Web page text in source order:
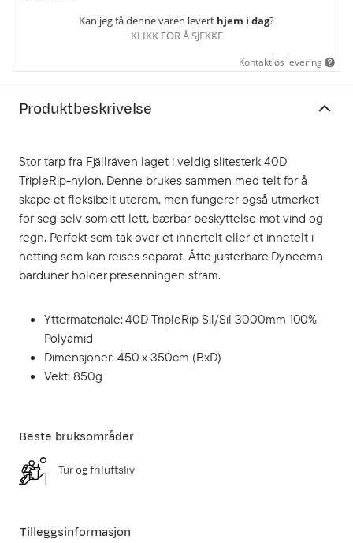
Kan jeg få denne varen levert hjem i dag?
KLIKK FOR Å SJEKKE
Kontaktløs levering
Produktbeskrivelse
Stor tarp fra Fjällräven laget i veldig slitesterk 40D
TripleRip-nylon. Denne brukes sammen med telt for å
skape et fleksibelt uterom, men fungerer også utmerket
for seg selv som ett lett, bærbar beskyttelse mot vind og
regn. Perfekt som tak over et innertelt eller et innetelt i
netting som kan reises separat. Åtte justerbare Dyneema
barduner holder presenningen stram.
Yttermateriale: 40D TripleRip Sil/Sil 3000mm 100%
Polyamid
Dimensjoner: 450 x 350cm (BxD)
Vekt: 850g
Tilleggsinformasjon
Beste bruksområder
Tur og friluftsliv